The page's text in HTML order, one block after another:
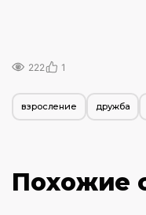
222 1
взросление дружба
Похожие